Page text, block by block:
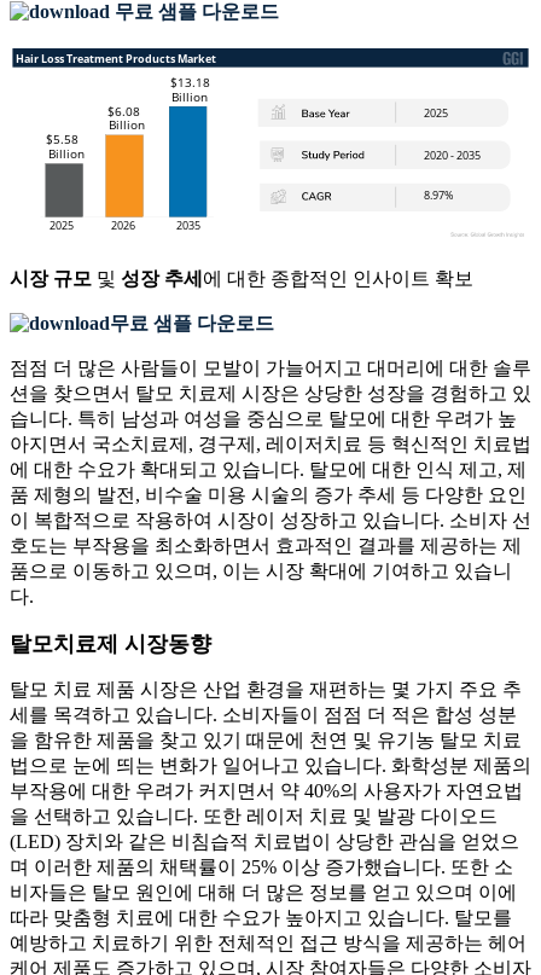
무료 샘플 다운로드
시장 규모 및 성장 추세 에 대한 종합적인 인사이트 확보
무료 샘플 다운로드
점점 더 많은 사람들이 모발이 가늘어지고 대머리에 대한 솔루
션을 찾으면서 탈모 치료제 시장은 상당한 성장을 경험하고 있
습니다. 특히 남성과 여성을 중심으로 탈모에 대한 우려가 높
아지면서 국소치료제, 경구제, 레이저치료 등 혁신적인 치료법
에 대한 수요가 확대되고 있습니다. 탈모에 대한 인식 제고, 제
품 제형의 발전, 비수술 미용 시술의 증가 추세 등 다양한 요인
이 복합적으로 작용하여 시장이 성장하고 있습니다. 소비자 선
호도는 부작용을 최소화하면서 효과적인 결과를 제공하는 제
품으로 이동하고 있으며, 이는 시장 확대에 기여하고 있습니
다.
탈모치료제 시장동향
탈모 치료 제품 시장은 산업 환경을 재편하는 몇 가지 주요 추
세를 목격하고 있습니다. 소비자들이 점점 더 적은 합성 성분
을 함유한 제품을 찾고 있기 때문에 천연 및 유기농 탈모 치료
법으로 눈에 띄는 변화가 일어나고 있습니다. 화학성분 제품의
부작용에 대한 우려가 커지면서 약 40%의 사용자가 자연요법
을 선택하고 있습니다. 또한 레이저 치료 및 발광 다이오드
(LED) 장치와 같은 비침습적 치료법이 상당한 관심을 얻었으
며 이러한 제품의 채택률이 25% 이상 증가했습니다. 또한 소
비자들은 탈모 원인에 대해 더 많은 정보를 얻고 있으며 이에
따라 맞춤형 치료에 대한 수요가 높아지고 있습니다. 탈모를
예방하고 치료하기 위한 전체적인 접근 방식을 제공하는 헤어
케어 제품도 증가하고 있으며, 시장 참여자들은 다양한 소비자